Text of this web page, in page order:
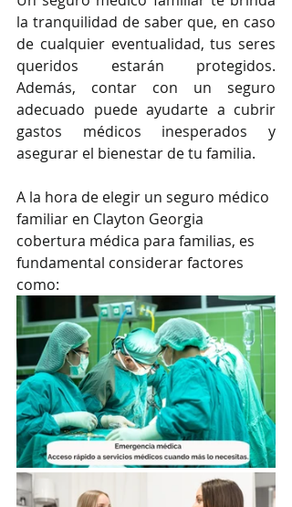
la tranquilidad de saber que, en caso
de cualquier eventualidad, tus seres
queridos estarán protegidos.
Además, contar con un seguro
adecuado puede ayudarte a cubrir
gastos médicos inesperados y
asegurar el bienestar de tu familia.
A la hora de elegir un seguro médico
familiar en Clayton Georgia
cobertura médica para familias, es
fundamental considerar factores
como: